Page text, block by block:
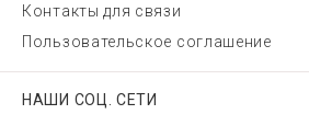
Контакты для связи
Пользовательское соглашение
НАШИ СОЦ. СЕТИ